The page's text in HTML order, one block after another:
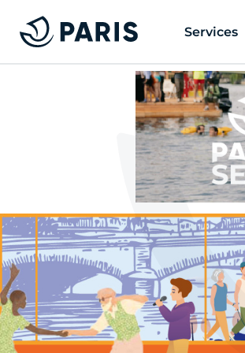
Services